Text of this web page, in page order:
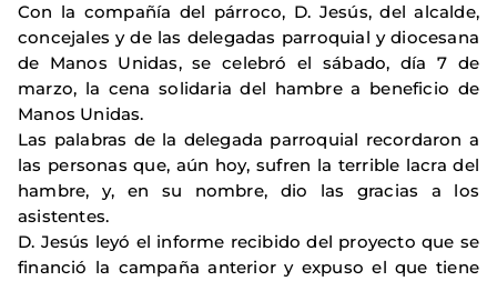
Con la compañía del párroco, D. Jesús, del alcalde,
concejales y de las delegadas parroquial y diocesana
de Manos Unidas, se celebró el sábado, día 7 de
marzo, la cena solidaria del hambre a beneficio de
Manos Unidas.
Las palabras de la delegada parroquial recordaron a
las personas que, aún hoy, sufren la terrible lacra del
hambre, y, en su nombre, dio las gracias a los
asistentes.
D. Jesús leyó el informe recibido del proyecto que se
financió la campaña anterior y expuso el que tiene